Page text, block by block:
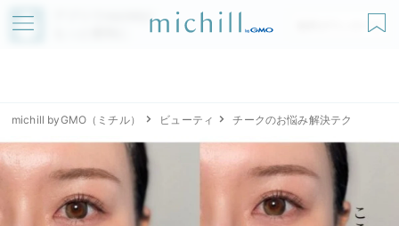
アプリでmichillが
無料ダウンロード
michill byGMO（ミチル） ビューティ チークのお悩み解決テク